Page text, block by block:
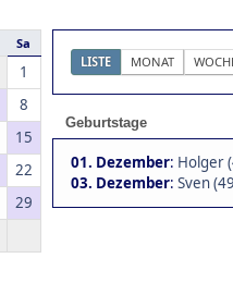
Sa
1
8
15
22
29
LISTE MONAT
Geburtstage
01. Dezember: Holger
03. Dezember: Sven